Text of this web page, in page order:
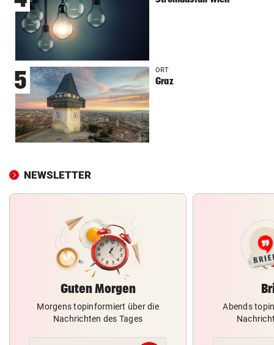
5 ORT
Graz
NEWSLETTER
Guten Morgen
Morgens topinformiert über die
Nachrichten des Tages
Abends